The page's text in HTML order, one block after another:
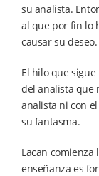
su analista.
al que por fin lo
causar su
El hilo que sigue
del analista que
analista ni con
su fantasma.
Lacan comienza
enseñanza es